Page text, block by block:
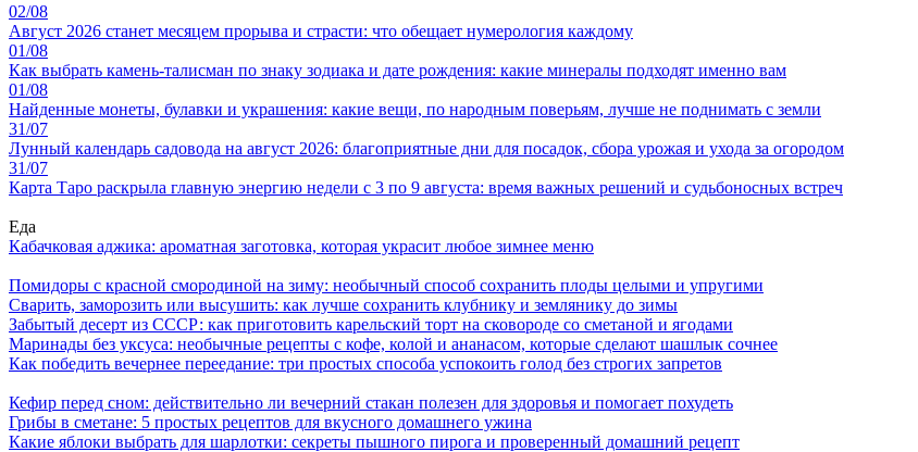
02/08
Август 2026 станет месяцем прорыва и страсти: что обещает нумерология каждому
01/08
Как выбрать камень-талисман по знаку зодиака и дате рождения: какие минералы подходят именно вам
01/08
Найденные монеты, булавки и украшения: какие вещи, по народным поверьям, лучше не поднимать с земли
31/07
Лунный календарь садовода на август 2026: благоприятные дни для посадок, сбора урожая и ухода за огородом
31/07
Карта Таро раскрыла главную энергию недели с 3 по 9 августа: время важных решений и судьбоносных встреч
Еда
Кабачковая аджика: ароматная заготовка, которая украсит любое зимнее меню
Помидоры с красной смородиной на зиму: необычный способ сохранить плоды целыми и упругими
Сварить, заморозить или высушить: как лучше сохранить клубнику и землянику до зимы
Забытый десерт из СССР: как приготовить карельский торт на сковороде со сметаной и ягодами
Маринады без уксуса: необычные рецепты с кофе, колой и ананасом, которые сделают шашлык сочнее
Как победить вечернее переедание: три простых способа успокоить голод без строгих запретов
Кефир перед сном: действительно ли вечерний стакан полезен для здоровья и помогает похудеть
Грибы в сметане: 5 простых рецептов для вкусного домашнего ужина
Какие яблоки выбрать для шарлотки: секреты пышного пирога и проверенный домашний рецепт